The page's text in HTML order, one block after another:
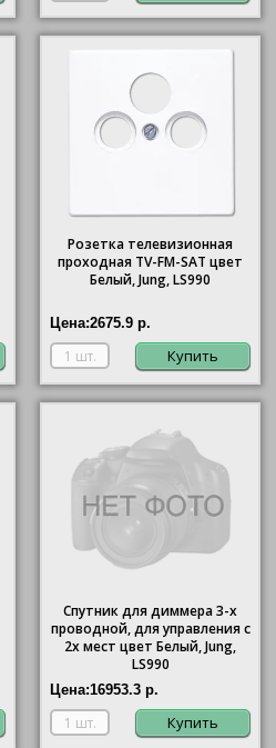
Розетка телевизионная
проходная ТV-FМ-SАТ цвет
Белый, Jung, LS990
Цена:2675.9 р.
Купить
Спутник для диммера 3-х
проводной, для управления с
2х мест цвет Белый, Jung,
LS990
Цена:16953.3 р.
Купить